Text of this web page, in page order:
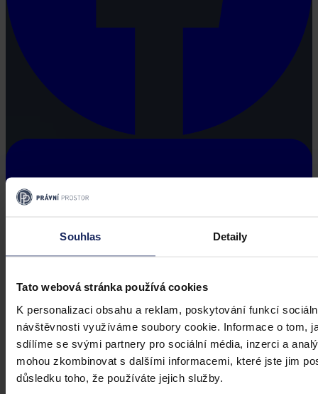
Souhlas Detaily
Tato webová stránka používá cookies
K personalizaci obsahu a reklam, poskytování funkcí
návštěvnosti využíváme soubory cookie. Informace o tom,
sdílíme se svými partnery pro sociální média, inzerci a
mohou zkombinovat s dalšími informacemi, které jste jim
důsledku toho, že používáte jejich služby.